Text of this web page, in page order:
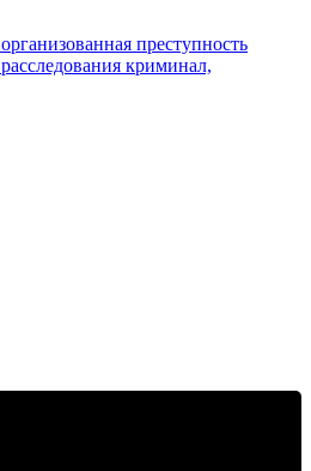
организованная преступность
расследования криминал,